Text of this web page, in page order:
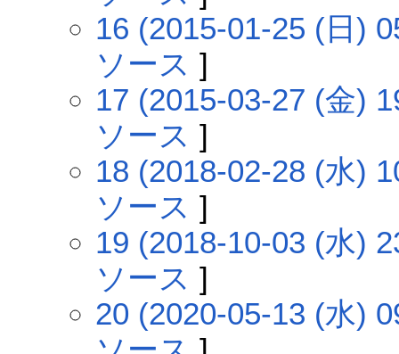
16 (2015-01-25 (日)
ソース ]
17 (2015-03-27 (金)
ソース ]
18 (2018-02-28 (水)
ソース ]
19 (2018-10-03 (水)
ソース ]
20 (2020-05-13 (水)